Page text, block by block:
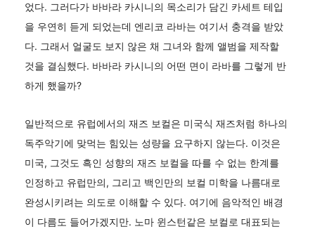
었다. 그러다가 바바라 카시니의 목소리가 담긴 카세트 테입
을 우연히 듣게 되었는데 엔리코 라바는 여기서 충격을 받았
다. 그래서 얼굴도 보지 않은 채 그녀와 함께 앨범을 제작할
것을 결심했다. 바바라 카시니의 어떤 면이 라바를 그렇게 반
하게 했을까?
일반적으로 유럽에서의 재즈 보컬은 미국식 재즈처럼 하나의
독주악기에 맞먹는 힘있는 성량을 요구하지 않는다. 이것은
미국, 그것도 흑인 성향의 재즈 보컬을 따를 수 없는 한계를
인정하고 유럽만의, 그리고 백인만의 보컬 미학을 나름대로
완성시키려는 의도로 이해할 수 있다. 여기에 음악적인 배경
이 다름도 들어가겠지만. 노마 윈스턴같은 보컬로 대표되는